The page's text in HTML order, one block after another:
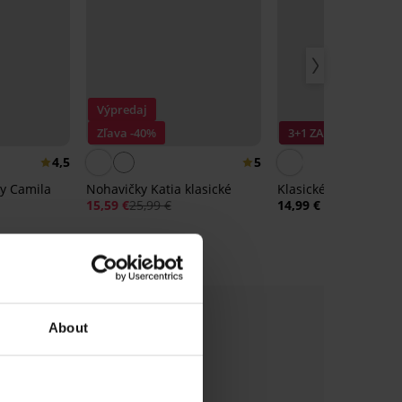
About
4,5
Camila
Výpredaj
Zľava -40%
5
Nohavičky Katia klasické
15,59 €25,99 €
3+1 ZADARMO
Klasické nohavičky
14,99 €